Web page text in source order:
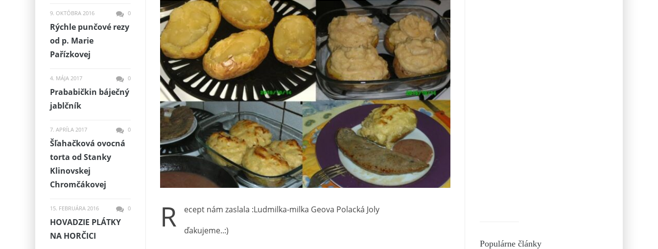
R
ecept nám zaslala :Ludmilka-milka Geova Polacká Joly‎
ďakujeme..:)
Populárne články
9. OKTÓBRA 2016 0
Rýchle punčové rezy
od p. Marie
Pařízkovej
4. MÁJA 2017 0
Prababičkin báječný
jablčník
7. APRÍLA 2017 0
Šľahačková ovocná
torta od Stanky
Klinovskej
Chromčákovej
15. FEBRUÁRA 2016 0
HOVADZIE PLÁTKY
NA HORČICI